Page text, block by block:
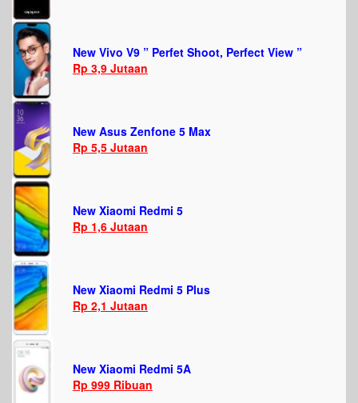
New Vivo V9 ” Perfet Shoot, Perfect View ”
Rp 3,9 Jutaan
New Asus Zenfone 5 Max
Rp 5,5 Jutaan
New Xiaomi Redmi 5
Rp 1,6 Jutaan
New Xiaomi Redmi 5 Plus
Rp 2,1 Jutaan
New Xiaomi Redmi 5A
Rp 999 Ribuan